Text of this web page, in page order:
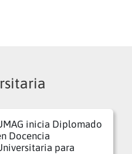
inicia Diplomado
Docencia
para